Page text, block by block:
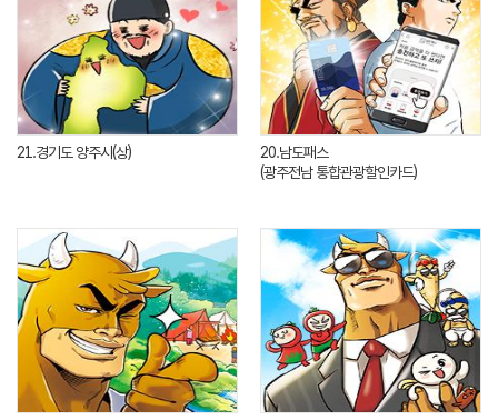
21.경기도 양주시(상)
20.남도패스
(광주전남 통합관광할인카드)